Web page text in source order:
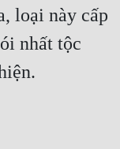
loại này cấp
nhất tộc